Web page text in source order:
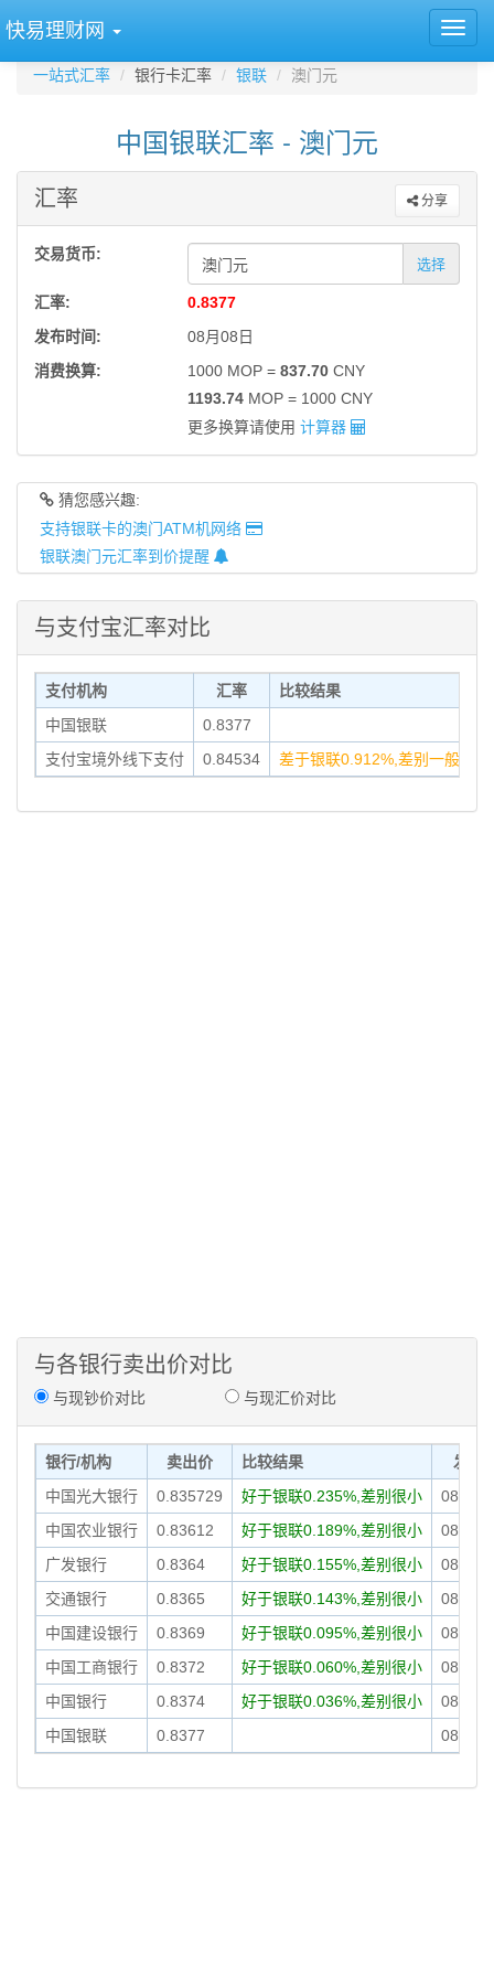
快易理财网
一站式汇率 银行卡汇率 银联 澳门元
中国银联汇率 - 澳门元
分享
汇率
交易货币:
选择
汇率:
0.8377
发布时间:
08月08日
消费换算:
1000 MOP = 837.70CNY
1193.74MOP = 1000 CNY
更多换算请使用 计算器
猜您感兴趣:
支持银联卡的澳门ATM机网络
银联澳门元汇率到价提醒
与支付宝汇率对比
支付机构 汇率 比较结果
中国银联
0.8377
支付宝境外线下支付
0.84534 差于银联0.912%,差别一般
与各银行卖出价对比
与现钞价对比 与现汇价对比
银行/机构 卖出价 比较结果
发布
中国光大银行
0.835729 好于银联0.235%,差别很小
08-08
中国农业银行
0.83612 好于银联0.189%,差别很小
08-08
广发银行
0.8364 好于银联0.155%,差别很小
08-08
交通银行
0.8365 好于银联0.143%,差别很小
08-08
中国建设银行
0.8369 好于银联0.095%,差别很小
08-08
中国工商银行
0.8372 好于银联0.060%,差别很小
08-08
中国银行
0.8374 好于银联0.036%,差别很小
08-08
中国银联
0.8377 08-08